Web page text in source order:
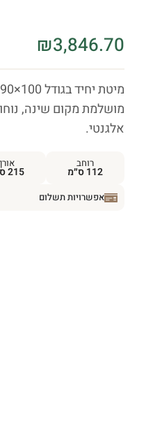
₪3,846.70
מושלמת מקום שינה,
אלגנטי.
רוחב
112 ס״מ 215 ס״מ
אפשרויות תשלום